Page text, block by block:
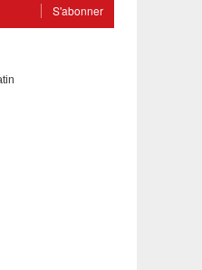
S'abonner